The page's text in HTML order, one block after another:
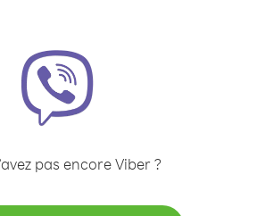
pas encore Viber ?